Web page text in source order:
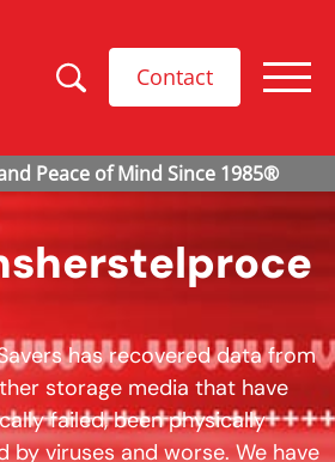
Contact
has recovered data from
storage media that have
failed, been physically
by viruses and worse. We have